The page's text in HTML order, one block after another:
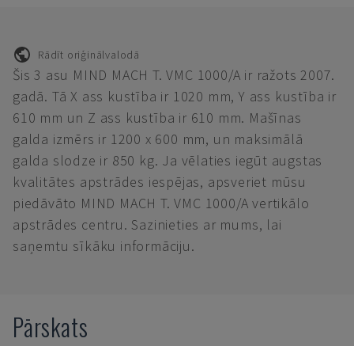
Rādīt oriģinālvalodā
Šis 3 asu MIND MACH T. VMC 1000/A ir ražots 2007.
gadā. Tā X ass kustība ir 1020 mm, Y ass kustība ir
610 mm un Z ass kustība ir 610 mm. Mašīnas
galda izmērs ir 1200 x 600 mm, un maksimālā
galda slodze ir 850 kg. Ja vēlaties iegūt augstas
kvalitātes apstrādes iespējas, apsveriet mūsu
piedāvāto MIND MACH T. VMC 1000/A vertikālo
apstrādes centru. Sazinieties ar mums, lai
saņemtu sīkāku informāciju.
Pārskats